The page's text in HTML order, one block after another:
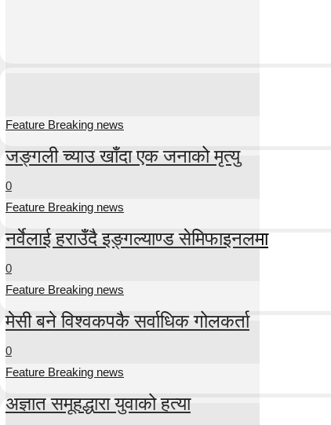
Feature Breaking news
जङ्गली च्याउ खाँदा एक जनाको मृत्यु
0
Feature Breaking news
नर्वेलाई हराउँदै इङ्गल्याण्ड सेमिफाइनलमा
0
Feature Breaking news
मेसी बने विश्वकपकै सर्वाधिक गोलकर्ता
0
Feature Breaking news
अज्ञात समूहद्धारा युवाको हत्या